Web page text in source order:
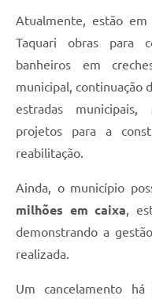
Atualmente, estão
Taquari obras para
banheiros em
municipal, continuação
estradas
projetos para a
reabilitação.
Ainda, o município
milhões em caixa,
demonstrando a
realizada.
Um cancelamento